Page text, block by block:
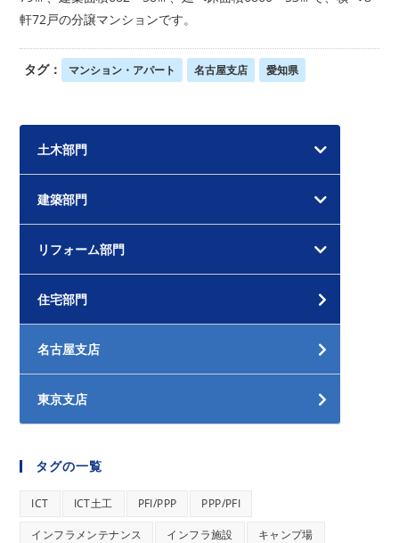
軒72戸の分譲マンションです。
タグ： マンション・アパート 名古屋支店 愛知県
土木部門
建築部門
リフォーム部門
住宅部門
名古屋支店
東京支店
タグの一覧
ICT ICT土工 PFI/PPP PPP/PFI
インフラメンテナンス インフラ施設 キャンプ場